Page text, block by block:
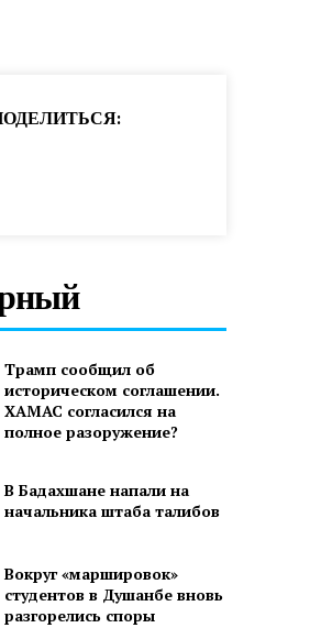
Трамп сообщил об
историческом соглашении.
ХАМАС согласился на
полное разоружение?
В Бадахшане напали на
начальника штаба талибов
Вокруг «маршировок»
студентов в Душанбе вновь
разгорелись споры